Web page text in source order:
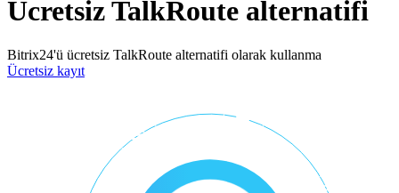
Ücretsiz TalkRoute alternatifi
Bitrix24'ü ücretsiz TalkRoute alternatifi olarak kullanma
Ücretsiz kayıt